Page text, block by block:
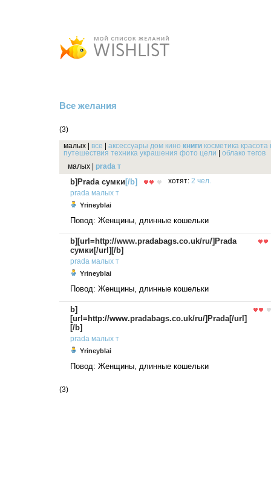
Все желания
(3)
малых все аксессуары дом кино книги косметика красота
путешествия техника украшения фото цели
облако тегов
малых
prada т
b] Prada сумки [/b] хотят: 2 чел.
prada малых т
Yrineyblai
Повод: Женщины, длинные кошельки
b][url=http://www.pradabags.co.uk/ru/]Prada
сумки[/url][/b]
prada малых т
Yrineyblai
Повод: Женщины, длинные кошельки
b]
[url=http://www.pradabags.co.uk/ru/]Prada[/url]
[/b]
prada малых т
Yrineyblai
Повод: Женщины, длинные кошельки
(3)